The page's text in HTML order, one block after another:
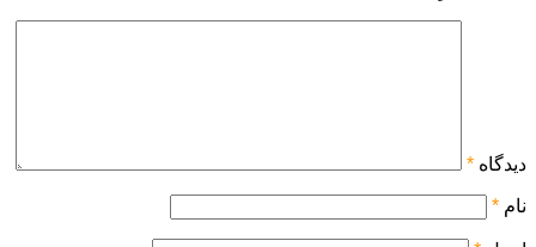
دیدگاه *
نام *